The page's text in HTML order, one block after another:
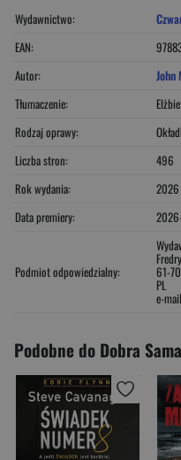
Wydawnictwo:
EAN:
Autor:
John
Tłumaczenie:
Rodzaj oprawy:
Liczba stron:
496
Rok wydania:
2026
Data premiery:
Podmiot odpowiedzialny: 61-
PL
e-
Podobne do Dobra